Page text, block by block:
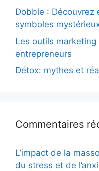
Dobble :
symboles
Les outils
entrepreneurs
Détox: mythes et
Commentaires
L’impact de la
du stress et de